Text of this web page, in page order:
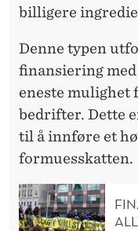
billigere
Denne typen
finansiering
eneste mulighet
bedrifter. Dette
til å innføre et
formuesskatten.